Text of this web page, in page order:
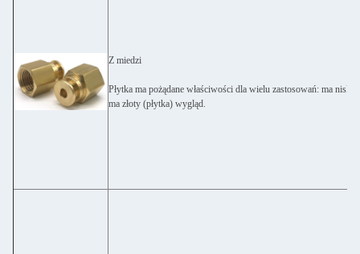
Z miedzi
Płytka ma pożądane właściwości dla wielu zastosowań: ma
ma złoty (płytka) wygląd.